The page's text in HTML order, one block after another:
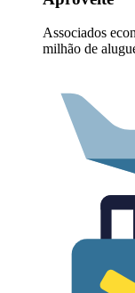
Associados
milhão de